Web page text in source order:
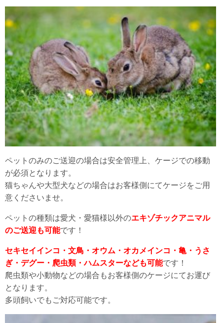
ペットのみのご送迎の場合は安全管理上、ケージでの移動
が必須となります。
猫ちゃんや大型犬などの場合はお客様側にてケージをご用
意くださいませ。
ペットの種類は愛犬・愛猫様以外のエキゾチックアニマル
のご送迎も可能です！
セキセイインコ・文鳥・オウム・オカメインコ・亀・うさ
ぎ・デグー・爬虫類・ハムスターなども可能です！
爬虫類や小動物などの場合もお客様側のケージにてお運び
となります。
多頭飼いでもご対応可能です。